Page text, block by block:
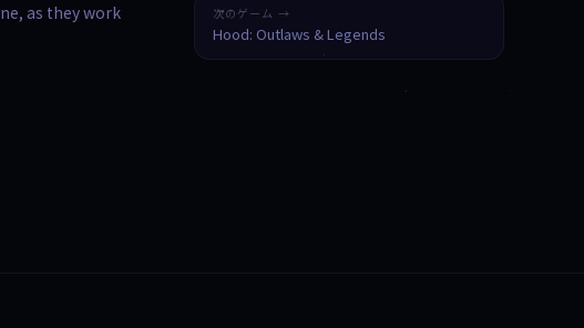
as they work
次のゲーム →
Hood: Outlaws & Legends